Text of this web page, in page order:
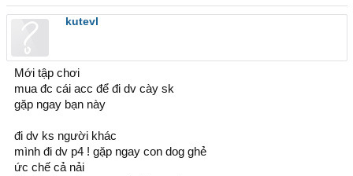
kutevl
Mới tập chơi
mua đc cái acc để đi dv cày sk
gặp ngay bạn này
đi dv ks người khác
mình đi dv p4 ! gặp ngay con dog ghẻ
ức chế cả nải